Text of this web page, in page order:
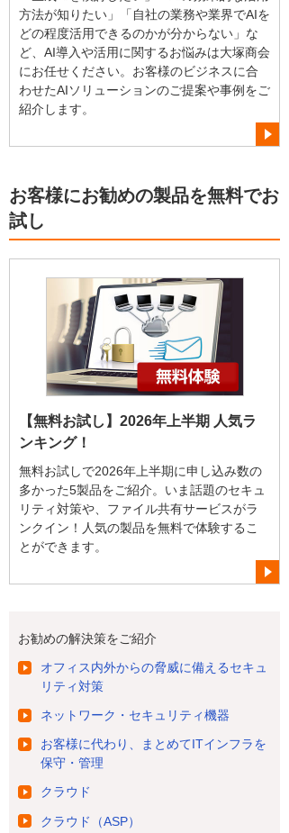
方法が知りたい」「自社の業務や業界でAIを
どの程度活用できるのかが分からない」な
ど、AI導入や活用に関するお悩みは大塚商会
にお任せください。お客様のビジネスに合
わせたAIソリューションのご提案や事例をご
紹介します。
お客様にお勧めの製品を無料でお
試し
【無料お試し】2026年上半期 人気ラ
ンキング！
無料お試しで2026年上半期に申し込み数の
多かった5製品をご紹介。いま話題のセキュ
リティ対策や、ファイル共有サービスがラ
ンクイン！人気の製品を無料で体験するこ
とができます。
お勧めの解決策をご紹介
オフィス内外からの脅威に備えるセキュ
リティ対策
ネットワーク・セキュリティ機器
お客様に代わり、まとめてITインフラを
保守・管理
クラウド
クラウド（ASP）